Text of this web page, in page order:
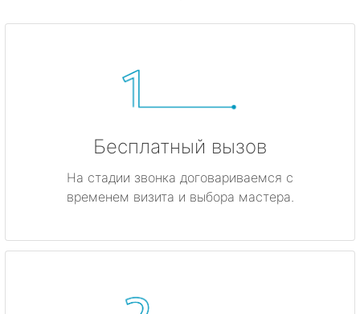
Бесплатный вызов
На стадии звонка договариваемся с
временем визита и выбора мастера.